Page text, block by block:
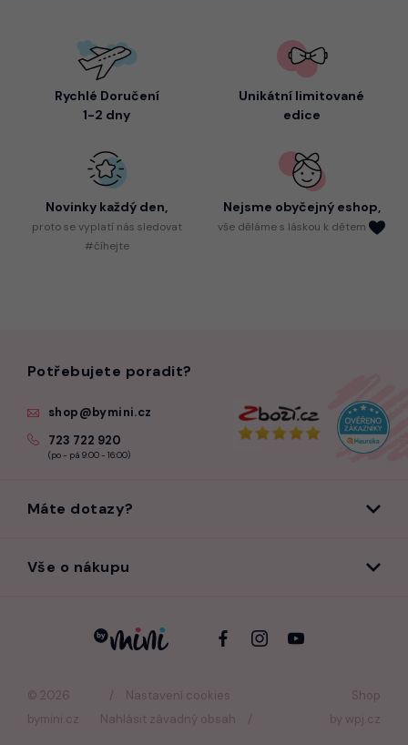
Rychlé Doručení
1-2 dny
Unikátní limitované
edice
Novinky každý den,
protose vyplatí nás sledovat
#číhejte
Nejsme obyčejný eshop,
vše děláme s láskou k dětem
© 2026
bymini.cz
Nastavení cookies
Nahlásit závadný obsah
Shop
by wpj.cz
Potřebujete poradit?
shop@bymini.cz
723 722 920
(po - pá 9:00 - 16:00)
Máte dotazy?
Vše o nákupu